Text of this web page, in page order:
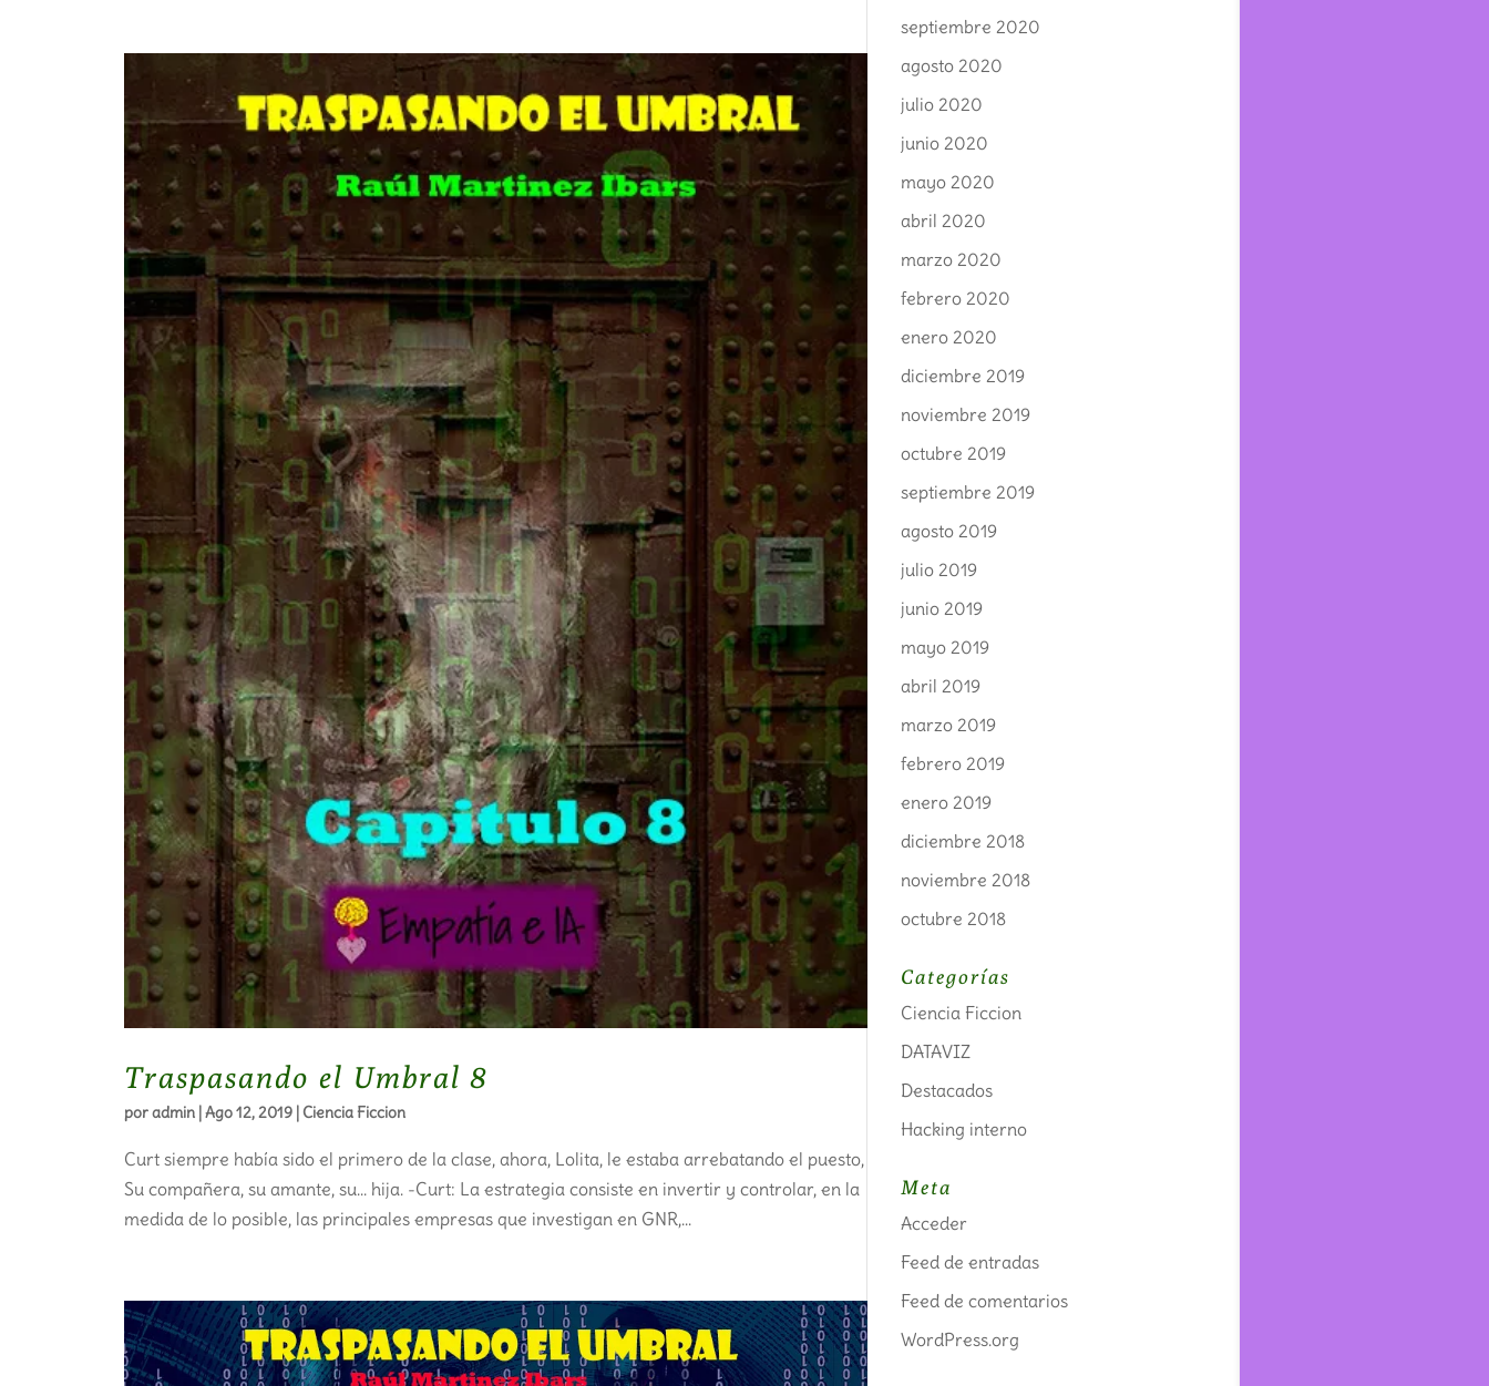
Traspasando el Umbral 8
poradmin|Ago 12, 2019|Ciencia Ficcion
Curt siempre había sido el primero de la clase, ahora, Lolita, le estaba arrebatando el puesto,
Su compañera, su amante, su… hija. -Curt: La estrategia consiste en invertir y controlar, en la
medida de lo posible, las principales empresas que investigan en GNR,...
septiembre 2020
agosto 2020
julio 2020
junio 2020
mayo 2020
abril 2020
marzo 2020
febrero 2020
enero 2020
diciembre 2019
noviembre 2019
octubre 2019
septiembre 2019
agosto 2019
julio 2019
junio 2019
mayo 2019
abril 2019
marzo 2019
febrero 2019
enero 2019
diciembre 2018
noviembre 2018
octubre 2018
Categorías
Ciencia Ficcion
DATAVIZ
Destacados
Hacking interno
Meta
Acceder
Feed de entradas
Feed de comentarios
WordPress.org